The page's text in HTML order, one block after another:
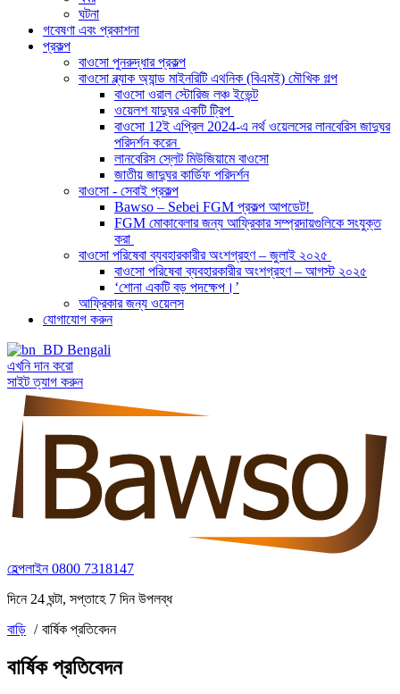
ঘটনা
গবেষণা এবং প্রকাশনা
প্রকল্প
বাওসো পুনরুদ্ধার প্রকল্প
বাওসো ব্ল্যাক অ্যান্ড মাইনরিটি এথনিক (বিএমই) মৌখিক গল্প
বাওসো ওরাল স্টোরিজ লঞ্চ ইভেন্ট
ওয়েলশ যাদুঘর একটি ট্রিপ
বাওসো 12ই এপ্রিল 2024-এ নর্থ ওয়েলসের লানবেরিস জাদুঘর
পরিদর্শন করেন
লানবেরিস স্লেট মিউজিয়ামে বাওসো
জাতীয় জাদুঘর কার্ডিফ পরিদর্শন
বাওসো - সেবাই প্রকল্প
Bawso – Sebei FGM প্রকল্প আপডেট!
FGM মোকাবেলার জন্য আফ্রিকার সম্প্রদায়গুলিকে সংযুক্ত
করা
বাওসো পরিষেবা ব্যবহারকারীর অংশগ্রহণ – জুলাই ২০২৫
বাওসো পরিষেবা ব্যবহারকারীর অংশগ্রহণ – আগস্ট ২০২৫
‘শোনা একটি বড় পদক্ষেপ।’
আফ্রিকার জন্য ওয়েলস
যোগাযোগ করুন
Bengali
এখনি দান করো
সাইট ত্যাগ করুন
হেল্পলাইন0800 7318147
দিনে 24 ঘন্টা, সপ্তাহে 7 দিন উপলব্ধ
বাড়ি
বার্ষিক প্রতিবেদন
বার্ষিক প্রতিবেদন